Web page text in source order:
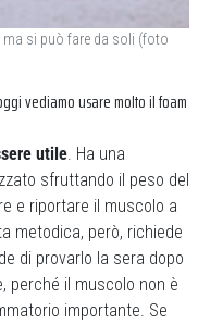
ma si può fare da soli (foto
vediamo usare molto il foam
utile . Ha una
sfruttando il peso del
e riportare il muscolo a
metodica, però, richiede
di provarlo la sera dopo
perché il muscolo non è
importante. Se